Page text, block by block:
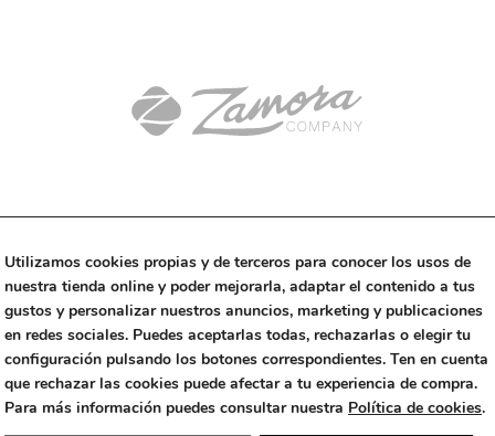
Threads
Instagram
Linkedin
Copyright © 2023 Alfalfa Studio | +34 670 499 442 |
Utilizamos cookies propias y de terceros para conocer los usos de
nuestra tienda online y poder mejorarla, adaptar el contenido a tus
gustos y personalizar nuestros anuncios, marketing y publicaciones
en redes sociales. Puedes aceptarlas todas, rechazarlas o elegir tu
configuración pulsando los botones correspondientes. Ten en cuenta
que rechazar las cookies puede afectar a tu experiencia de compra.
Para más información puedes consultar nuestra Política de cookies.